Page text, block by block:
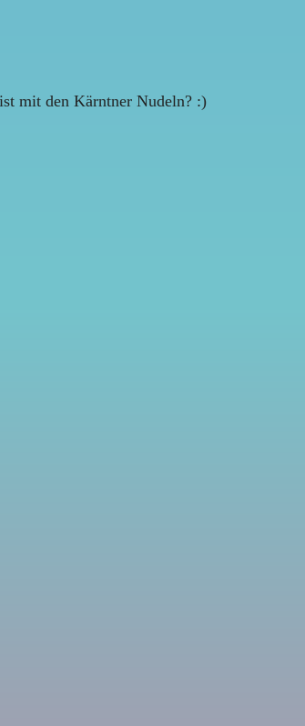
mit den Kärntner Nudeln? :)